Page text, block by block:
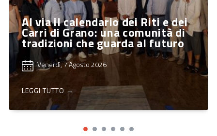
Al via il calendario dei Riti e dei
Carri di Grano: una comunità di
tradizioni che guarda al futuro
Venerdì, 7 Agosto 2026
LEGGI TUTTO →